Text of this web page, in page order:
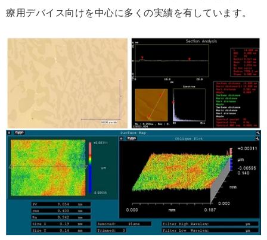
療用デバイス向けを中心に多くの実績を有しています。